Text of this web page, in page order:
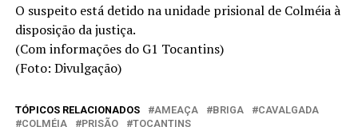
O suspeito está detido na unidade prisional de Colméia à
disposição da justiça.
(Com informações do G1 Tocantins)
(Foto: Divulgação)
TÓPICOS RELACIONADOS AMEAÇA BRIGA
CAVALGADA
COLMÉIA
PRISÃO TOCANTINS